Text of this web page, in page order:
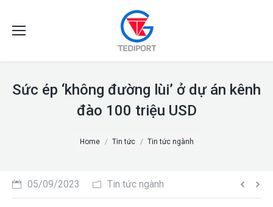
Sức ép ‘không đường lùi’ ở dự án kênh
đào 100 triệu USD
Home Tin tức Tin tức ngành
05/09/2023 Tin tức ngành